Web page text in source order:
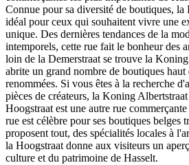
Connue pour sa diversité de boutiques, la
idéal pour ceux qui souhaitent vivre une
unique. Des dernières tendances de la
intemporels, cette rue fait le bonheur des
loin de la Demerstraat se trouve la
abrite un grand nombre de boutiques haut
renommées. Si vous êtes à la recherche
pièces de créateurs, la Koning
Hoogstraat est une autre rue
rue est célèbre pour ses boutiques belges
proposent tout, des spécialités locales à
la Hoogstraat donne aux visiteurs un
culture et du patrimoine de Hasselt.